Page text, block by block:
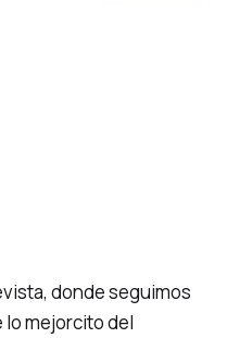
donde seguimos
lomejorcitodel